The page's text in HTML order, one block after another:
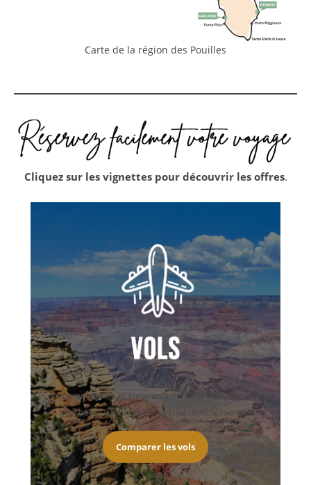
Carte de la région des Pouilles
Cliquez sur les vignettes pour découvrir les offres.
Comparer les vols et trouver le meilleur tarif pour votre
prochaine destination, partout dans le monde.
Comparer les vols